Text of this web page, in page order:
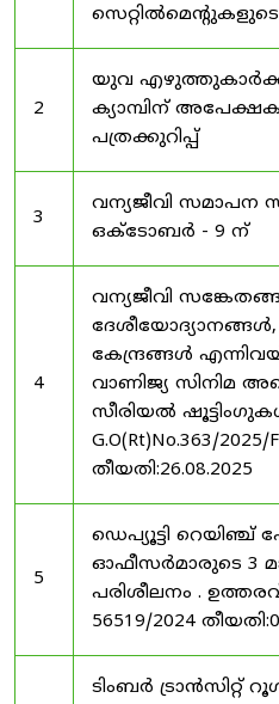
സെറ്റിൽമെന്റുകളുടെ
2
യുവ
ക്യാമ്പിന്
പത്രക്കുറിപ്പ്
3
വന്യജീവി സമാപന
ഒക്ടോബർ - 9 ന്
4
വന്യജീവി
കേന്ദ്രങ്ങൾ
വാണിജ്യ സിനിമ
സീരിയൽ
G.O(Rt)No.363/2025/
തീയതി:26.08.2025
5
ഡെപ്യൂട്ടി റെയിഞ്ച്
ഓഫീസർമാരുടെ 3
പരിശീലനം .
56519/2024
ടിംബർ ട്രാൻസിറ്റ്